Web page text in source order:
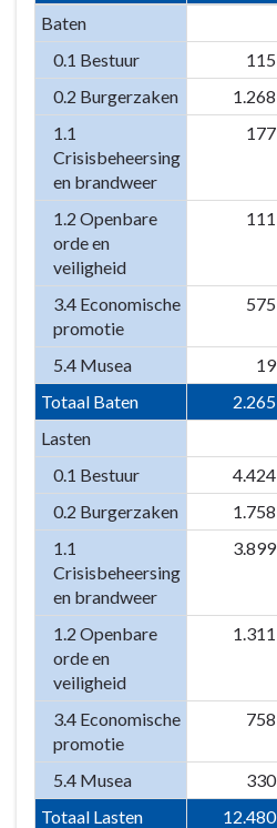
veiligheid
Specificatie
taakvelden
Baten
0.1 Bestuur
115
0.2 Burgerzaken
1.268
1.1
Crisisbeheersing
en brandweer
177
1.2 Openbare
orde en
veiligheid
111
3.4 Economische
promotie
575
5.4 Musea 19
Totaal Baten
2.265
Lasten
0.1 Bestuur
4.424
0.2 Burgerzaken
1.758
1.1
Crisisbeheersing
en brandweer
3.899
1.2 Openbare
orde en
veiligheid
1.311
3.4 Economische
promotie
758
5.4 Musea 330
Totaal Lasten
12.480